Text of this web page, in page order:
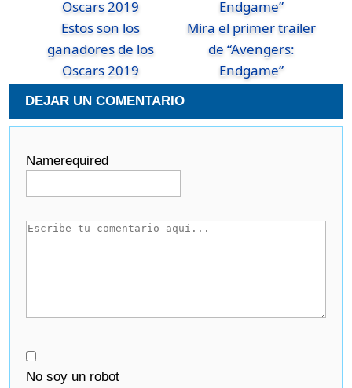
Estos son los
ganadores de los
Oscars 2019
Mira el primer trailer
de “Avengers:
Endgame”
DEJAR UN COMENTARIO
Namerequired
No soy un robot